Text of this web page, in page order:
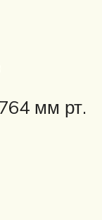
мм рт.